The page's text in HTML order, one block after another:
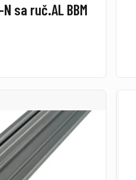
N sa ruč.AL BBM